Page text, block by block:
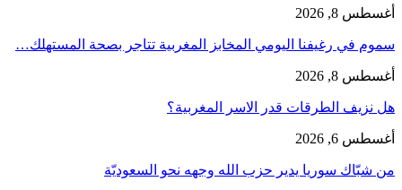
أغسطس 8, 2026
سموم في رغيفنا اليومي المخابز المغربية تتاجر بصحة المستهلك…
أغسطس 8, 2026
هل نزيف الطرقات قدر الاسر المغربية؟
أغسطس 6, 2026
من شبّاك سوريا يدير حزب الله وجهه نحو السعوديّة